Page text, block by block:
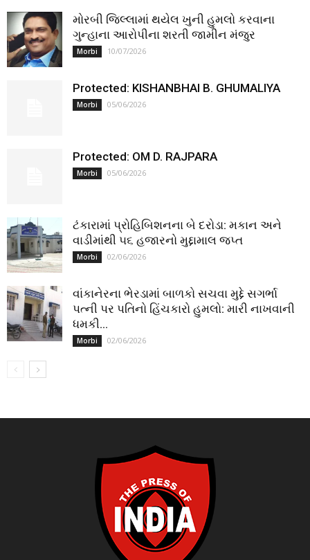
મોરબી જિલ્લામાં થયેલ ખુની હુમલો કરવાના
ગુન્હાના આરોપીના શરતી જામીન મંજુર
Morbi 10/07/2026
Protected: KISHANBHAI B. GHUMALIYA
Morbi 05/06/2026
Protected: OM D. RAJPARA
Morbi 05/06/2026
ટંકારામાં પ્રોહિબિશનના બે દરોડા: મકાન અને
વાડીમાંથી ૫૬ હજારનો મુદ્દામાલ જપ્ત
Morbi 02/06/2026
વાંકાનેરના ભેરડામાં બાળકો સચવા મુદ્દે સગર્ભા
પત્ની પર પતિનો હિંચકારો હુમલો: મારી નાખવાની
ધમકી...
Morbi 02/06/2026